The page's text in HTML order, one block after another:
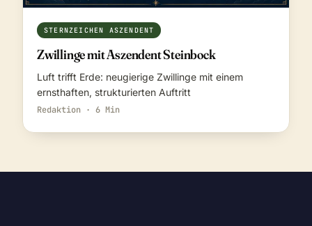
STERNZEICHEN ASZENDENT
Zwillinge mit Aszendent Steinbock
Luft trifft Erde: neugierige Zwillinge mit einem
ernsthaften, strukturierten Auftritt
Redaktion · 6 Min